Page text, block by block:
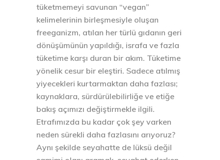
tüketmemeyi savunan “vegan”
kelimelerinin birleşmesiyle oluşan
freeganizm, atılan her türlü gıdanın geri
dönüşümünün yapıldığı, israfa ve fazla
tüketime karşı duran bir akım. Tüketime
yönelik cesur bir eleştiri. Sadece atılmış
yiyecekleri kurtarmaktan daha fazlası;
kaynaklara, sürdürülebilirliğe ve etiğe
bakış açımızı değiştirmekle ilgili.
Etrafımızda bu kadar çok şey varken
neden sürekli daha fazlasını arıyoruz?
Aynı şekilde seyahatte de lüksü değil